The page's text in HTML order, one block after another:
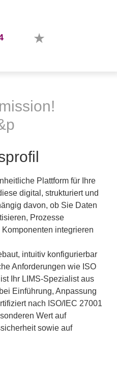
Plattform für Ihre
digital, strukturiert und
davon, ob Sie Daten
Prozesse
integrieren
intuitiv konfigurierbar
Anforderungen wie ISO
Ihr LIMS-Spezialist aus
Einführung, Anpassung
nach ISO/IEC 27001
Wert auf
sowie auf